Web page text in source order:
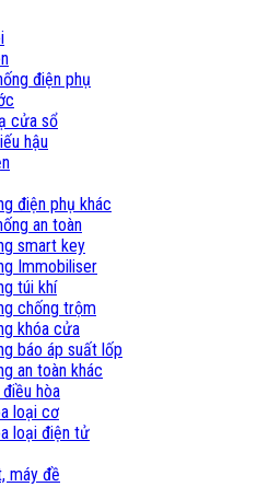
điện phụ
cửa sổ
hậu
điện phụ khác
an toàn
smart key
Immobiliser
túi khí
chống trộm
khóa cửa
báo áp suất lốp
an toàn khác
hòa
loại cơ
loại điện tử
máy đề